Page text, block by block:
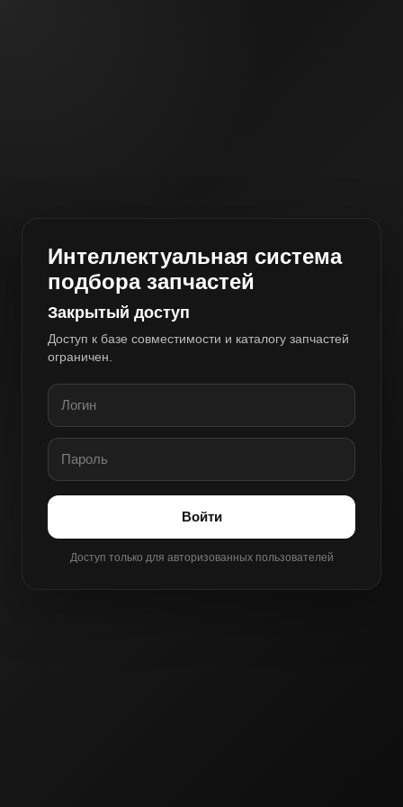
Интеллектуальная система
подбора запчастей
Закрытый доступ
Доступ к базе совместимости и каталогу запчастей
ограничен.
Войти
Доступ только для авторизованных пользователей